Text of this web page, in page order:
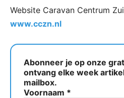
Website Caravan Centrum
www.cczn.nl
Abonneer je op onze
ontvang elke week
mailbox.
Voornaam *